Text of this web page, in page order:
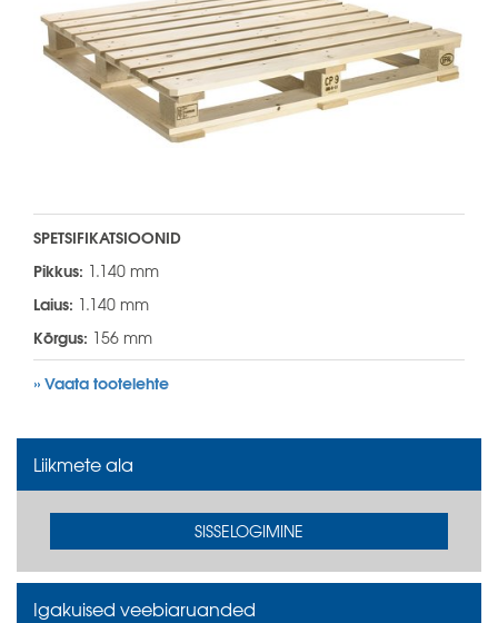
SPETSIFIKATSIOONID
Pikkus: 1.140 mm
Laius: 1.140 mm
Kõrgus: 156 mm
» Vaata tootelehte
Liikmete ala
SISSELOGIMINE
Igakuised veebiaruanded